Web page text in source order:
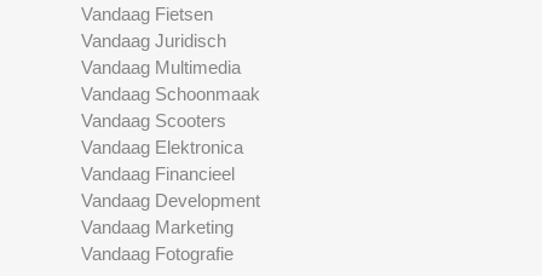
Vandaag Fietsen
Vandaag Juridisch
Vandaag Multimedia
Vandaag Schoonmaak
Vandaag Scooters
Vandaag Elektronica
Vandaag Financieel
Vandaag Development
Vandaag Marketing
Vandaag Fotografie